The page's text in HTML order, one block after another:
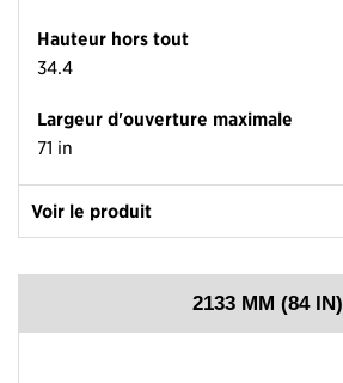
Hauteur hors tout
34.4
Largeur d'ouverture maximale
71 in
Voir le produit
2133 MM (84 IN)